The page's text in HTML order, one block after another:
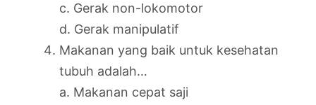
c. Gerak non-lokomotor
d. Gerak manipulatif
Makanan yang baik untuk kesehatan
tubuh adalah…
a. Makanan cepat saji